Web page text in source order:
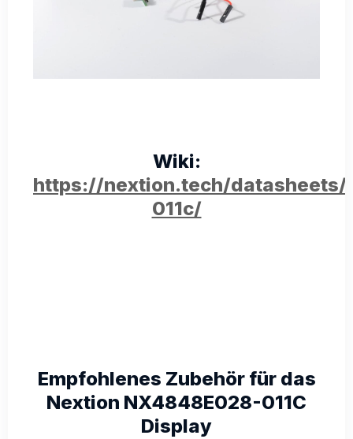
Wiki:
https://nextion.tech/
011c/
Empfohlenes Zubehör für das
Nextion NX4848E028-011C
Display